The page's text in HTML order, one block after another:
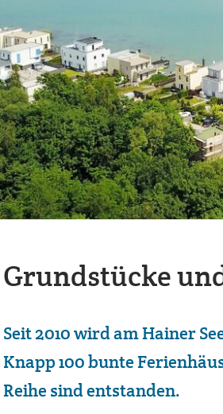
Grundstücke
Seit 2010 wird am Hainer
Knapp 100 bunte
Reihe sind entstanden.